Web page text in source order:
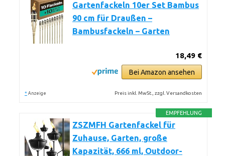
Gartenfackeln 10er Set Bambus
90 cm für Draußen –
Bambusfackeln – Garten
18,49 €
Bei Amazon ansehen
* Anzeige Preis inkl. MwSt., zzgl. Versandkosten
EMPFEHLUNG
ZSZMFH Gartenfackel für
Zuhause, Garten, große
Kapazität, 666 ml, Outdoor-